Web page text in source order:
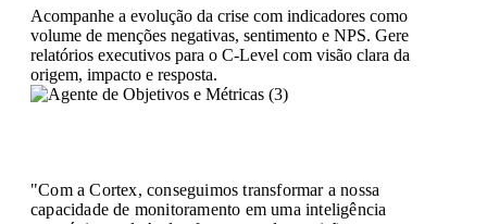
Acompanhe a evolução da crise com indicadores como
volume de menções negativas, sentimento e NPS. Gere
relatórios executivos para o C-Level com visão clara da
origem, impacto e resposta.
"Com a Cortex, conseguimos transformar a nossa
capacidade de monitoramento em uma inteligência